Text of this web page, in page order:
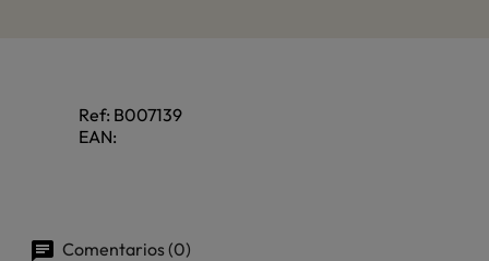
Ref: B007139
EAN:
Comentarios (0)